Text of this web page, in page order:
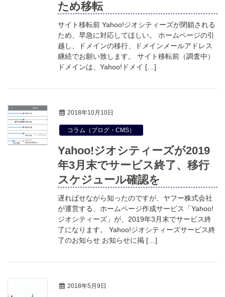
ため移転
サイト移転前 Yahoo!ジオシティーズが閉鎖される
ため、早急に対応してほしい。 ホームページの引
越し、ドメインの移行、ドメインメールアドレス
継続でお願い致します。 サイト移転前（調査中）
ドメインは、Yahoo!ドメイ […]
2018年10月10日
コラム（ブログ・CMS）
Yahoo!ジオシティーズが2019
年3月末でサービス終了、移行
スケジュール確認を
遅ればせながら知ったのですが、ヤフー株式会社
が運営する、ホームページ作成サービス「Yahoo!
ジオシティーズ」が、2019年3月末でサービス終
了になります。 Yahoo!ジオシティーズサービス終
了のお知らせ お知らせに掲 […]
2018年5月9日